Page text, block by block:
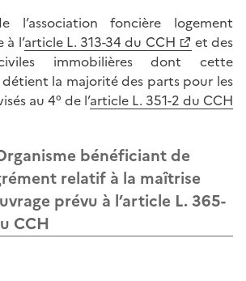
l’association foncière logement
l’article L. 313-34 du CCH
et des
immobilières dont cette
la majorité des parts pour les
au 4° de l’article L. 351-2 du CCH
bénéficiant de
relatif à la maîtrise
prévu à l’article L. 365-
CCH